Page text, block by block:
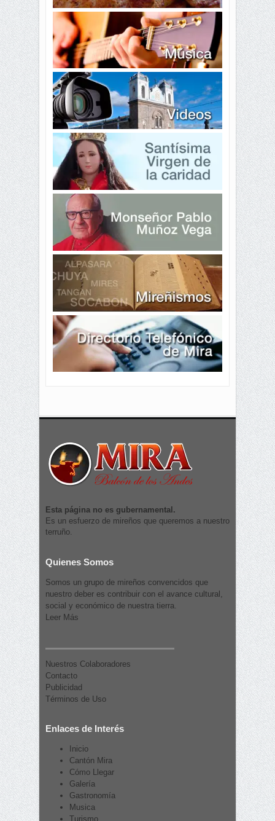
Esta página no es gubernamental.
Es un esfuerzo de mireños que queremos a nuestro
terruño.
Quienes Somos
Somos un grupo de mireños convencidos que
nuestro deber es contribuir con el avance cultural,
social y económico de nuestra tierra.
Leer Más
Nuestros Colaboradores
Contacto
Publicidad
Términos de Uso
Enlaces de Interés
Inicio
Cantón Mira
Cómo Llegar
Galería
Gastronomía
Musica
Turismo